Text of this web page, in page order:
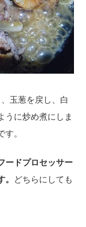
玉葱を戻し、白
うに炒め煮にしま
。
ードプロセッサー
どちらにしても